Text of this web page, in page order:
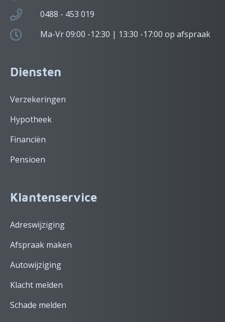
0488 - 453 019
Ma-Vr 09:00 -12:30 | 13:30 -17:00 op afspraak
Diensten
Verzekeringen
Hypotheek
Financiën
Pensioen
Klantenservice
Adreswijziging
Afspraak maken
Autowijziging
Klacht melden
Schade melden